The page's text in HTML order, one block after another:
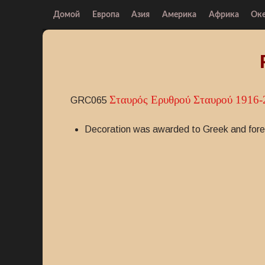
Домой Европа Азия Америка Африка
GRC065 Σταυρός Ερυθρού Σταυρού 1916-
Decoration was awarded to Greek and